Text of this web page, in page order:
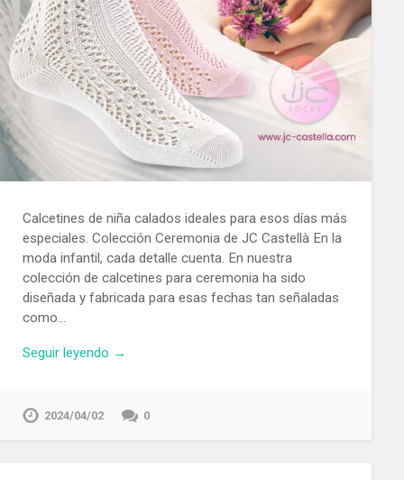
Calcetines de niña calados ideales para esos días más
especiales. Colección Ceremonia de JC Castellà En la
moda infantil, cada detalle cuenta. En nuestra
colección de calcetines para ceremonia ha sido
diseñada y fabricada para esas fechas tan señaladas
como…
Seguir leyendo →
2024/04/02 0